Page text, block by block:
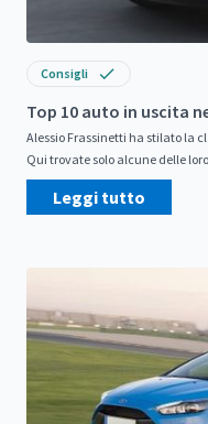
Consigli
Top 10 auto in uscita
Alessio Frassinetti ha stilato la
Qui trovate solo alcune delle
Leggi tutto